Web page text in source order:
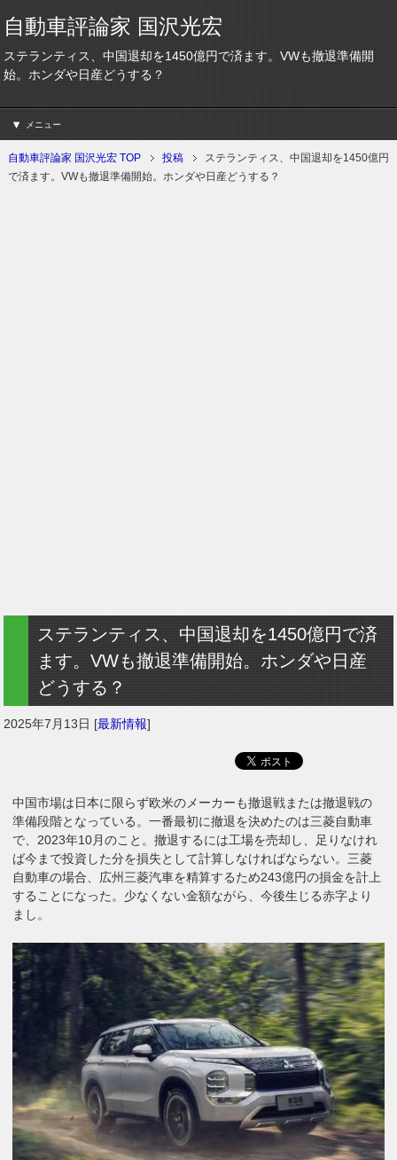
自動車評論家 国沢光宏
ステランティス、中国退却を1450億円で済ます。VWも撤退準備開
始。ホンダや日産どうする？
メニュー
自動車評論家 国沢光宏 TOP 投稿
ステランティス、中国退却を1450億円
で済ます。VWも撤退準備開始。ホンダや日産どうする？
ステランティス、中国退却を1450億円で済
ます。VWも撤退準備開始。ホンダや日産
どうする？
2025年7月13日 [最新情報]
中国市場は日本に限らず欧米のメーカーも撤退戦または撤退戦の
準備段階となっている。一番最初に撤退を決めたのは三菱自動車
で、2023年10月のこと。撤退するには工場を売却し、足りなけれ
ば今まで投資した分を損失として計算しなければならない。三菱
自動車の場合、広州三菱汽車を精算するため243億円の損金を計上
することになった。少なくない金額ながら、今後生じる赤字より
まし。